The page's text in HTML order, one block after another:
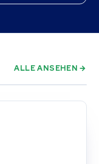
ALLE ANSEHEN →